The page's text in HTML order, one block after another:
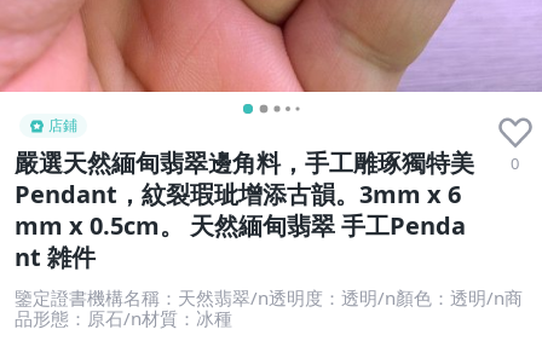
店鋪
嚴選天然緬甸翡翠邊角料，手工雕琢獨特美
Pendant，紋裂瑕玼增添古韻。3mm x 6
mm x 0.5cm。 天然緬甸翡翠 手工Penda
nt 雑件
0
鑒定證書機構名稱：天然翡翠/n透明度：透明/n顏色：透明/n商
品形態：原石/n材質：冰種